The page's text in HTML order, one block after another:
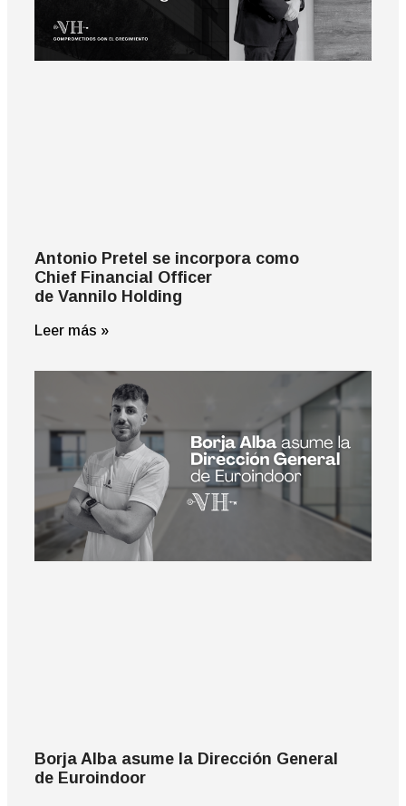
Antonio Pretel se incorpora como
Chief Financial Officer
de Vannilo Holding
Leer más »
Borja Alba asume la Dirección General
de Euroindoor